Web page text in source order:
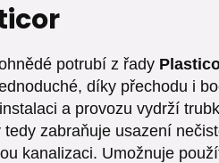
potrubí z řady
díky přechodu i
a provozu vydrží
tedy zabraňuje usazení
kanalizaci. Umožnuje